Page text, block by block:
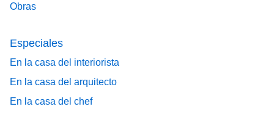
Obras
Especiales
En la casa del interiorista
En la casa del arquitecto
En la casa del chef